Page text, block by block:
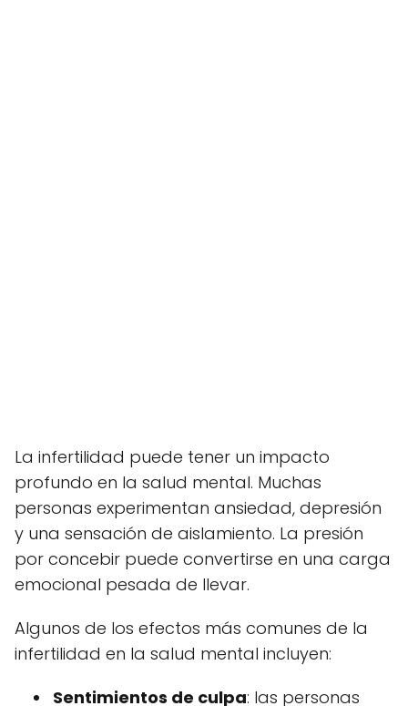
La infertilidad puede tener un impacto
profundo en la salud mental. Muchas
personas experimentan ansiedad, depresión
y una sensación de aislamiento. La presión
por concebir puede convertirse en una carga
emocional pesada de llevar.
Algunos de los efectos más comunes de la
infertilidad en la salud mental incluyen:
Sentimientos de culpa: las personas